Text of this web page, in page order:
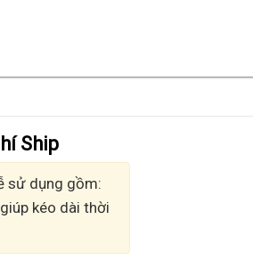
Ship
sử dụng gồm:
kéo dài thời